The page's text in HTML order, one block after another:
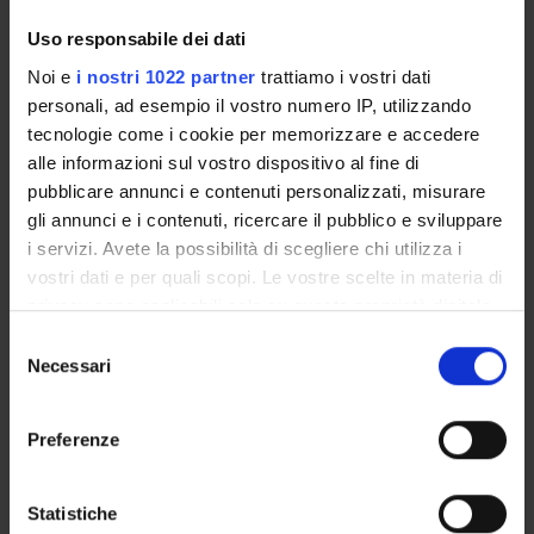
Uso responsabile dei dati
Noi e i nostri 1022 partner trattiamo i vostri dati
personali, ad esempio il vostro numero IP, utilizzando
tecnologie come i cookie per memorizzare e accedere
alle informazioni sul vostro dispositivo al fine di
pubblicare annunci e contenuti personalizzati, misurare
gli annunci e i contenuti, ricercare il pubblico e sviluppare
i servizi. Avete la possibilità di scegliere chi utilizza i
vostri dati e per quali scopi. Le vostre scelte in materia di
privacy sono applicabili solo su questa proprietà digitale
modificare o revocare il proprio consenso in qualsiasi
momento dalla Dichiarazione sui cookie o facendo clic
raccogliere informazioni sulla tua posizione
Necessari
Preferenze
Statistiche
beyond the pandemic?
2° 3°
The contagion and the
cure. The world after
the virus
D
Carlo Chiurco
(Coordinator)
2° 3°
The ethics and
aesthetics of the image
D
Gianluca Solla
(Coordinator)
semestre From 11/15/21 To 1/12/22
YEARS TEACHER
beyond the pandemic?
(Coordinator)